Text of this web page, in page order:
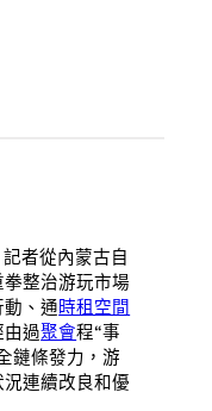
者從內蒙古自
整治游玩市場
、通時租空間
由過聚會程“事
鏈條發力，游
連續改良和優